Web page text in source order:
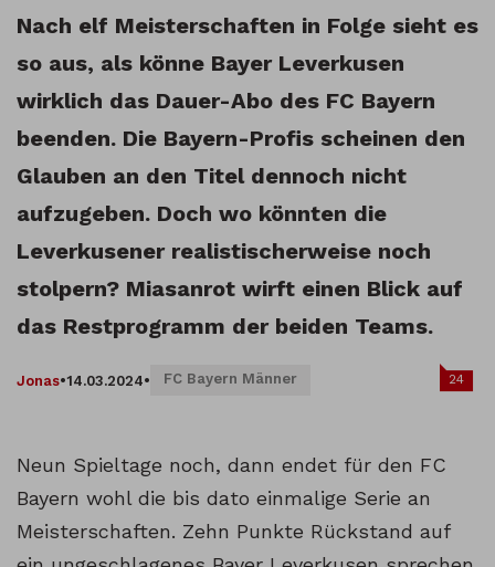
Nach elf Meisterschaften in Folge sieht es
so aus, als könne Bayer Leverkusen
wirklich das Dauer-Abo des FC Bayern
beenden. Die Bayern-Profis scheinen den
Glauben an den Titel dennoch nicht
aufzugeben. Doch wo könnten die
Leverkusener realistischerweise noch
stolpern? Miasanrot wirft einen Blick auf
das Restprogramm der beiden Teams.
Jonas•14.03.2024• FC Bayern Männer 24
Neun Spieltage noch, dann endet für den FC
Bayern wohl die bis dato einmalige Serie an
Meisterschaften. Zehn Punkte Rückstand auf